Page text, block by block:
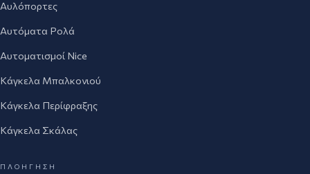
Αυλόπορτες
Αυτόματα Ρολά
Αυτοματισμοί Nice
Κάγκελα Μπαλκονιού
Κάγκελα Περίφραξης
Κάγκελα Σκάλας
ΠΛΟΉΓΗΣΗ